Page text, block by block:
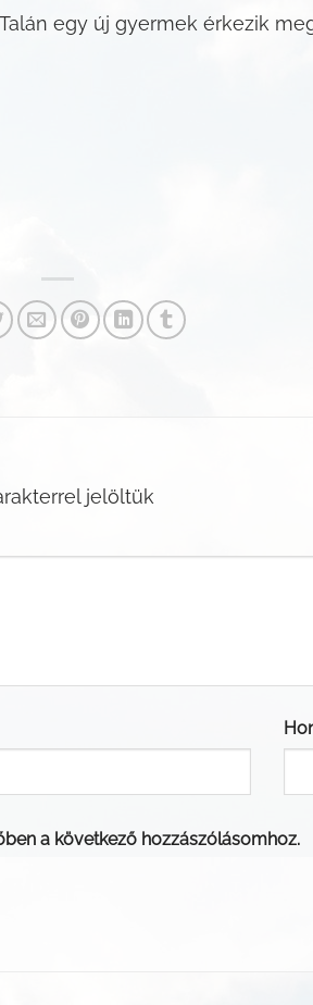
Talán egy új gyermek érkezik
jelöltük
a következő hozzászólásomhoz.